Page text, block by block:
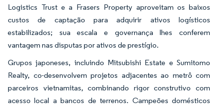
Logistics Trust e a Frasers Property aproveitam os baixos
custos de captação para adquirir ativos logísticos
estabilizados; sua escala e governança lhes conferem
vantagem nas disputas por ativos de prestígio.
Grupos japoneses, incluindo Mitsubishi Estate e Sumitomo
Realty, co-desenvolvem projetos adjacentes ao metrô com
parceiros vietnamitas, combinando rigor construtivo com
acesso local a bancos de terrenos. Campeões domésticos